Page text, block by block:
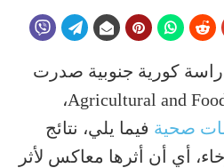
كورية جنوبية صدرت
في جريدة Agricultural and Food Chemistry،
صحية فيما يلي، نتائج
أي أن أثرها معاكس لأثر